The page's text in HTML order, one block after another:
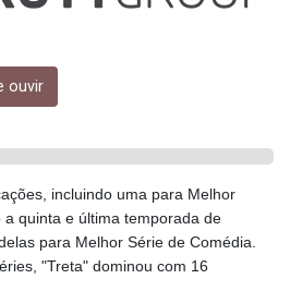
FJD 2.553308
GEL 3.021622
GGP 0.858801
GIP 0.858801
GNF 10148.261152
GTQ 8.809078
GYD 241.584711
HKD 9.063364
ouvir
incluindo uma para Melhor
quinta e última temporada de
para Melhor Série de Comédia.
"Treta" dominou com 16